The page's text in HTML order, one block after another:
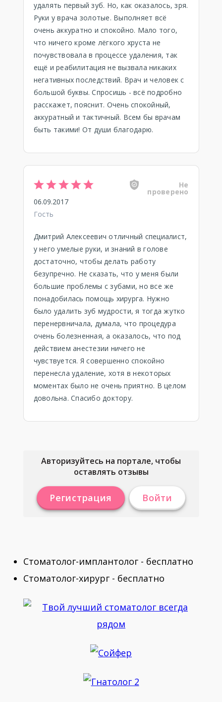
удалять первый зуб. Но, как оказалось, зря.
Руки у врача золотые. Выполняет всё
очень аккуратно и спокойно. Мало того,
что ничего кроме лёгкого хруста не
почувствовала в процессе удаления, так
ещё и реабилитация не вызвала никаких
негативных последствий. Врач и человек с
большой буквы. Спросишь - всё подробно
расскажет, пояснит. Очень спокойный,
аккуратный и тактичный. Всем бы врачам
быть такими! От души благодарю.
Не
проверено
06.09.2017
Гость
Дмитрий Алексеевич отличный специалист,
у него умелые руки, и знаний в голове
достаточно, чтобы делать работу
безупречно. Не сказать, что у меня были
большие проблемы с зубами, но все же
понадобилась помощь хирурга. Нужно
было удалить зуб мудрости, я тогда жутко
перенервничала, думала, что процедура
очень болезненная, а оказалось, что под
действием анестезии ничего не
чувствуется. Я совершенно спокойно
перенесла удаление, хотя в некоторых
моментах было не очень приятно. В целом
довольна. Спасибо доктору.
Авторизуйтесь на портале, чтобы
оставлять отзывы
Регистрация Войти
Стоматолог-имплантолог - бесплатно
Стоматолог-хирург - бесплатно